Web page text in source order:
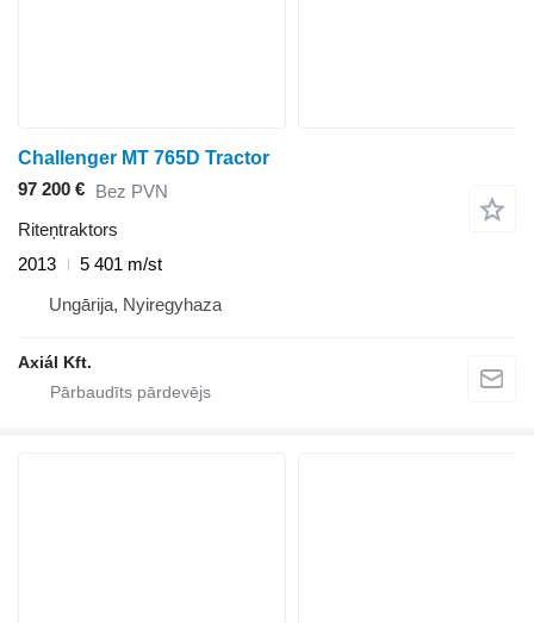
Challenger MT 765D Tractor
97 200 € Bez PVN
Riteņtraktors
2013
5 401 m/st
Ungārija, Nyiregyhaza
Axiál Kft.